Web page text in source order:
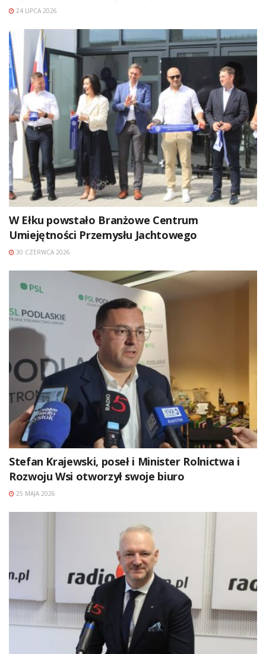
24 LIPCA 2026
W Ełku powstało Branżowe Centrum
Umiejętności Przemysłu Jachtowego
30 CZERWCA 2026
Stefan Krajewski, poseł i Minister Rolnictwa i
Rozwoju Wsi otworzył swoje biuro
25 MAJA 2026